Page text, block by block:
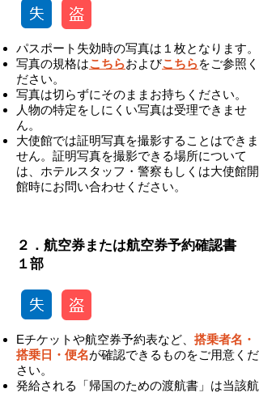
パスポート失効時の写真は１枚となります。
写真の規格はこちらおよびこちらをご参照く
ださい。
写真は切らずにそのままお持ちください。
人物の特定をしにくい写真は受理できませ
ん。
大使館では証明写真を撮影することはできま
せん。証明写真を撮影できる場所について
は、ホテルスタッフ・警察もしくは大使館開
館時にお問い合わせください。
​２．航空券または航空券予約確認書
１部
Eチケットや航空券予約表など、 搭乗者名・
搭乗日・便名が確認できるものをご用意くだ
さい。
発給される「帰国のための渡航書」は当該航